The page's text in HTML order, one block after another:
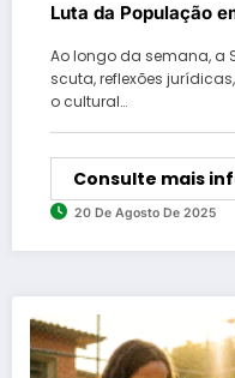
Luta da População
Ao longo da semana, a
scuta, reflexões
o cultural…
Consulte mais
20 De Agosto De 2025